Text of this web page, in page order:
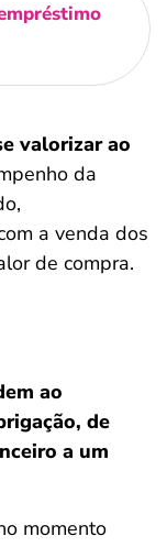
valorizar ao
da
a venda dos
de compra.
ao
de
a um
momento